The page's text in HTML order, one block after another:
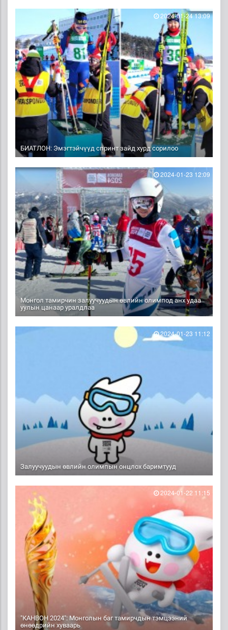
БИАТЛОН: Эмэгтэйчүүд спринт зайд хурд сорилоо
2024-01-24 13:09
Монгол тамирчин залуучуудын өвлийн олимпод анх удаа
уулын цанаар уралдлаа
2024-01-23 12:09
Залуучуудын өвлийн олимпын онцлох баримтууд
2024-01-23 11:12
"КАНВОН 2024": Монголын баг тамирчдын тэмцээний
өнөөдрийн хуваарь
2024-01-22 11:15